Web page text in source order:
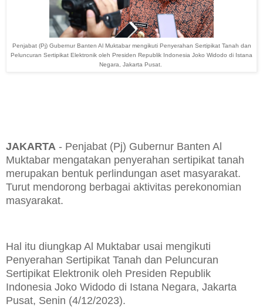
Penjabat (Pj) Gubernur Banten Al Muktabar mengikuti Penyerahan Sertipikat Tanah dan
Peluncuran Sertipikat Elektronik oleh Presiden Republik Indonesia Joko Widodo di Istana
Negara, Jakarta Pusat.
JAKARTA - Penjabat (Pj) Gubernur Banten Al
Muktabar mengatakan penyerahan sertipikat tanah
merupakan bentuk perlindungan aset masyarakat.
Turut mendorong berbagai aktivitas perekonomian
masyarakat.
Hal itu diungkap Al Muktabar usai mengikuti
Penyerahan Sertipikat Tanah dan Peluncuran
Sertipikat Elektronik oleh Presiden Republik
Indonesia Joko Widodo di Istana Negara, Jakarta
Pusat, Senin (4/12/2023).